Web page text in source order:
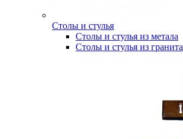
Столы и стулья
Столы и стулья из метала
Столы и стулья из гранита